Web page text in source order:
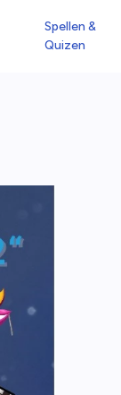
Spellen &
Quizen